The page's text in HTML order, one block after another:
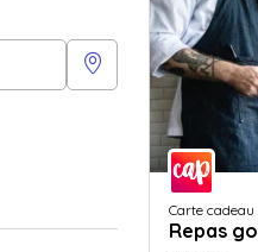
Carte cadeau
Repas